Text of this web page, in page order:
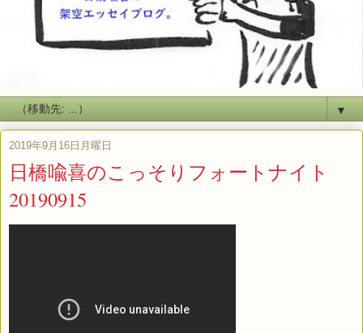
▼
2019年9月16日月曜日
日橋喩喜のこっそりフォートナイト
20190915